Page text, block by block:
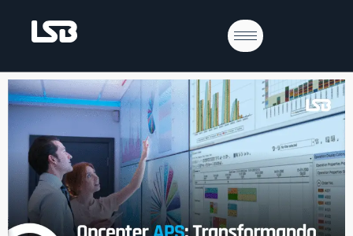
Os Desafios da Capacidade Produtiva:
Expandir o Turno ou Investir em Novos